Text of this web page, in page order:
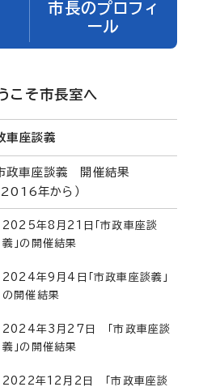
市長のプロフィ
ール
こそ市長室へ
車座談義
政車座談義 開催結果
2016年から）
2025年8月21日「市政車座談
義」の開催結果
2024年9月4日「市政車座談義」
の開催結果
2024年3月27日 「市政車座談
義」の開催結果
2022年12月2日 「市政車座談